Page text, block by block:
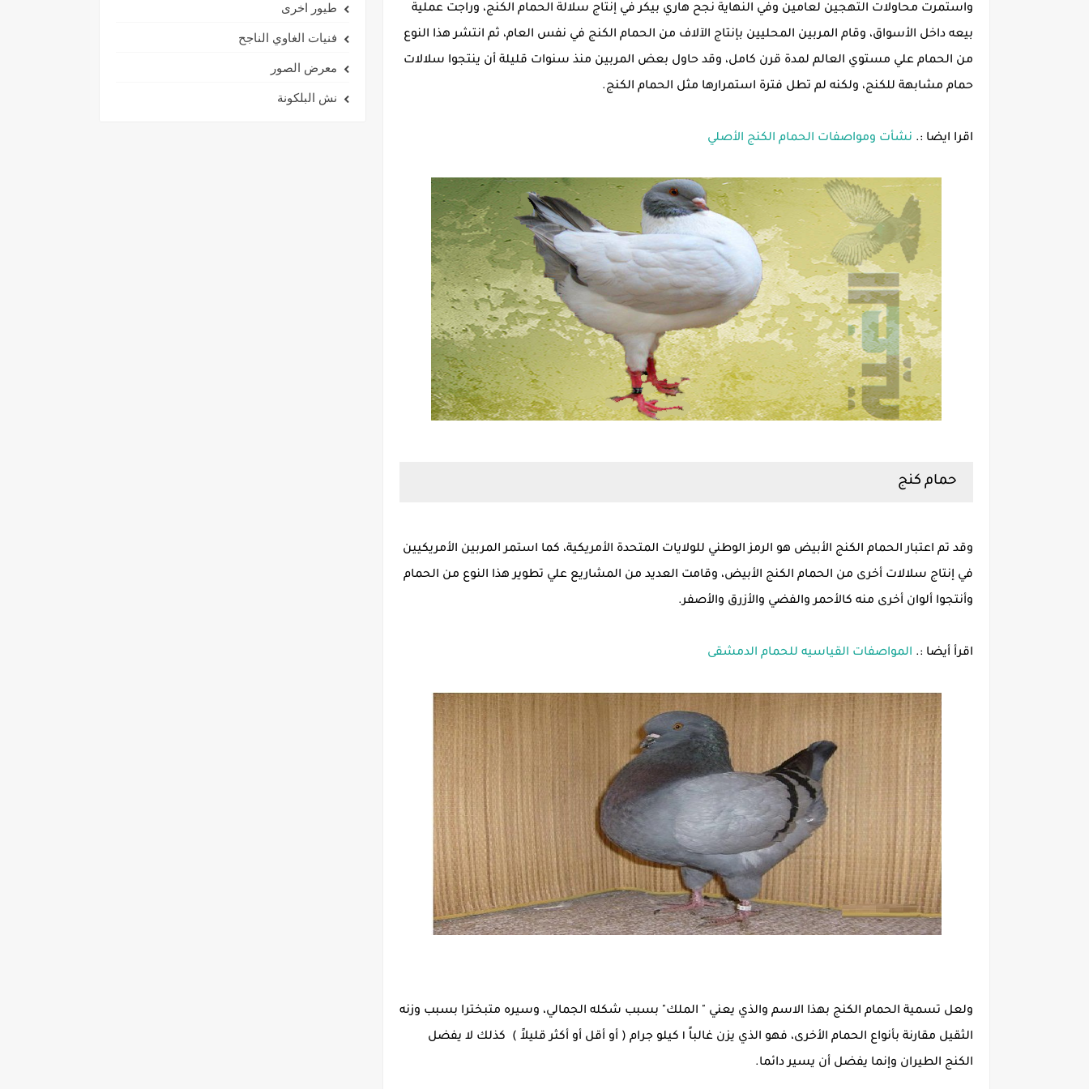
واستمرت محاولات التهجين لعامين وفي النهاية نجح هاري بيكر في إنتاج سلالة الحمام الكنج، وراجت عملية
بيعه داخل الأسواق، وقام المربين المحليين بإنتاج الآلاف من الحمام الكنج في نفس العام، ثم انتشر هذا النوع
من الحمام علي مستوي العالم لمدة قرن كامل، وقد حاول بعض المربين منذ سنوات قليلة أن ينتجوا سلالات
حمام مشابهة للكنج، ولكنه لم تطل فترة استمرارها مثل الحمام الكنج.
اقرا ايضا :. نشأت ومواصفات الحمام الكنج الأصلي
حمام كنج
وقد تم اعتبار الحمام الكنج الأبيض هو الرمز الوطني للولايات المتحدة الأمريكية، كما استمر المربين الأمريكيين
في إنتاج سلالات أخرى من الحمام الكنج الأبيض، وقامت العديد من المشاريع علي تطوير هذا النوع من الحمام
وأنتجوا ألوان أخرى منه كالأحمر والفضي والأزرق والأصفر.
اقرأ أيضا :. المواصفات القياسيه للحمام الدمشقى
ولعل تسمية الحمام الكنج بهذا الاسم والذي يعني " الملك" بسبب شكله الجمالي، وسيره متبخترا بسبب وزنه
الثقيل مقارنة بأنواع الحمام الأخرى، فهو الذي يزن غالباً ١ كيلو جرام ( أو أقل أو أكثر قليلاً ) كذلك لا يفضل
الكنج الطيران وإنما يفضل أن يسير دائما.
طيور اخرى
فنيات الغاوي الناجح
معرض الصور
نش البلكونة